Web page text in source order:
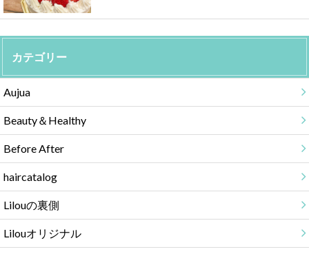
カテゴリー
Aujua
Beauty＆Healthy
Before After
haircatalog
Lilouの裏側
Lilouオリジナル